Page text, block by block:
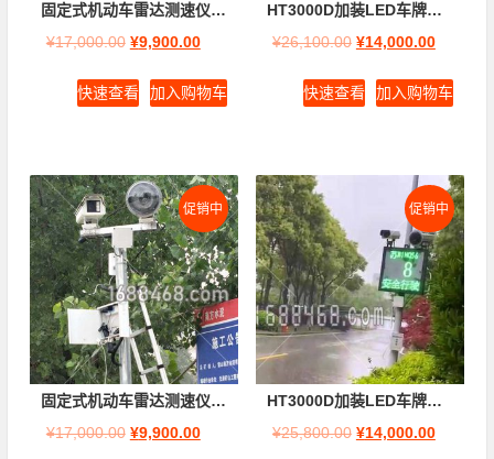
固定式机动车雷达测速仪HT3000D(车道顶装)
¥17,000.00 ¥9,900.00
加入购物车
快速查看
HT3000D加装LED车牌车速屏(点阵屏80×160)
¥26,100.00 ¥14,000.00
加入购物车
快速查看
促销中
固定式机动车雷达测速仪HT3000D(路边侧装)
¥17,000.00 ¥9,900.00
促销中
HT3000D加装LED车牌车速屏(点阵屏64×64)
¥25,800.00 ¥14,000.00